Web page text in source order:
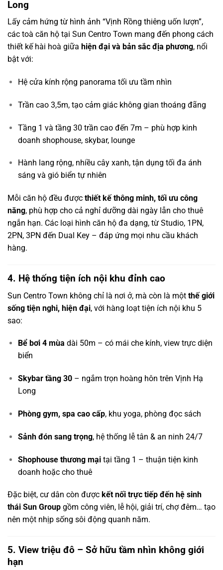
Long
Lấy cảm hứng từ hình ảnh “Vịnh Rồng thiêng uốn lượn”,
các toà căn hộ tại Sun Centro Town mang đến phong cách
thiết kế hài hoà giữa hiện đại và bản sắc địa phương, nổi
bật với:
Hệ cửa kính rộng panorama tối ưu tầm nhìn
Trần cao 3,5m, tạo cảm giác không gian thoáng đãng
Tầng 1 và tầng 30 trần cao đến 7m – phù hợp kinh
doanh shophouse, skybar, lounge
Hành lang rộng, nhiều cây xanh, tận dụng tối đa ánh
sáng và gió biển tự nhiên
Mỗi căn hộ đều được thiết kế thông minh, tối ưu công
năng, phù hợp cho cả nghỉ dưỡng dài ngày lẫn cho thuê
ngắn hạn. Các loại hình căn hộ đa dạng, từ Studio, 1PN,
2PN, 3PN đến Dual Key – đáp ứng mọi nhu cầu khách
hàng.
4. Hệ thống tiện ích nội khu đỉnh cao
Sun Centro Town không chỉ là nơi ở, mà còn là một thế giới
sống tiện nghi, hiện đại, với hàng loạt tiện ích nội khu 5
sao:
Bể bơi 4 mùa dài 50m – có mái che kính, view trực diện
biển
Skybar tầng 30– ngắm trọn hoàng hôn trên Vịnh Hạ
Long
Phòng gym, spa cao cấp, khu yoga, phòng đọc sách
Sảnh đón sang trọng, hệ thống lễ tân & an ninh 24/7
Shophouse thương mạitại tầng 1 – thuận tiện kinh
doanh hoặc cho thuê
Đặc biệt, cư dân còn được kết nối trực tiếp đến hệ sinh
thái Sun Group gồm công viên, lễ hội, giải trí, chợ đêm… tạo
nên một nhịp sống sôi động quanh năm.
5. View triệu đô – Sở hữu tầm nhìn không giới
hạn